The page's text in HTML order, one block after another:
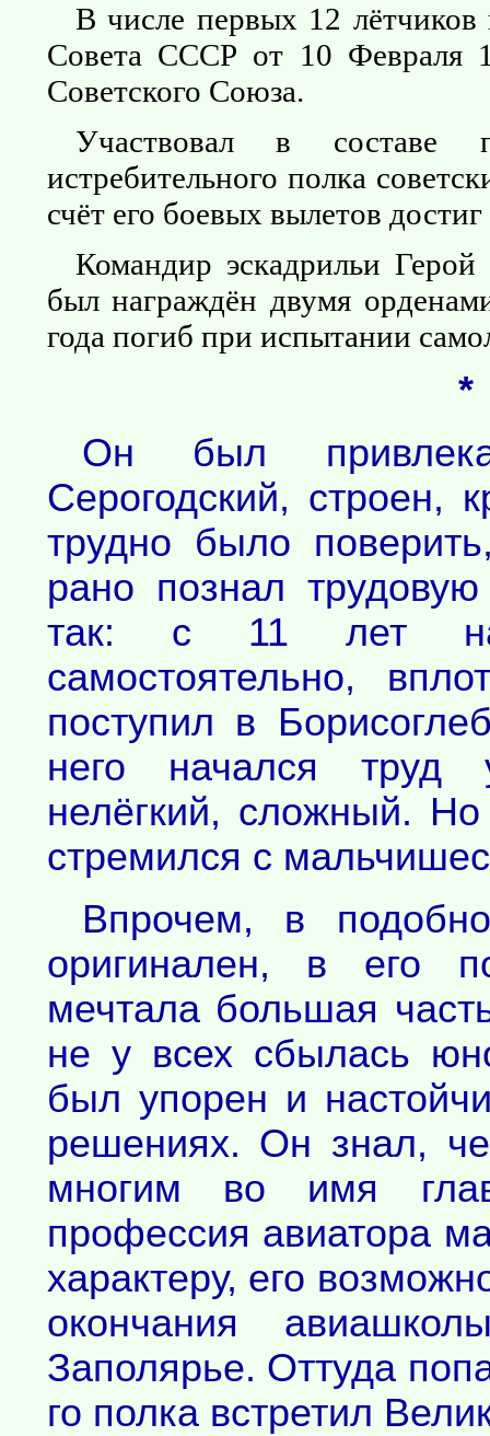
В числе первых 12
Совета СССР от 10 Февраля
Советского Союза.
Участвовал в составе
истребительного полка
счёт его боевых вылетов
Командир эскадрильи
был награждён двумя
года погиб при испытании
Он был
Серогодский, строен,
трудно было
рано познал
так: с 11 лет
самостоятельно,
поступил в
него начался труд
нелёгкий, сложный.
стремился с
Впрочем, в
оригинален, в его
мечтала большая
не у всех сбылась
был упорен и
решениях. Он знал,
многим во имя
профессия авиатора
характеру, его
окончания
Заполярье. Оттуда
го полка встретил